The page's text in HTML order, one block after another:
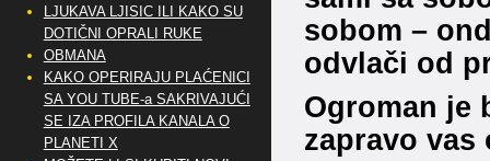
sobom –
odvlači od
Ogroman je
zapravo vas
LJUKAVA LJISIC ILI KAKO SU
DOTIČNI OPRALI RUKE
OBMANA
KAKO OPERIRAJU PLAĆENICI
SA YOU TUBE-a SAKRIVAJUĆI
SE IZA PROFILA KANALA O
PLANETI X